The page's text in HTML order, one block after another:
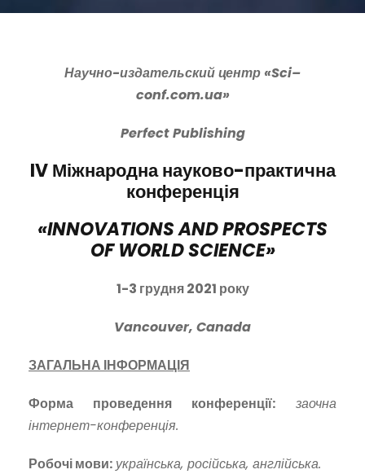
Научно-издательский центр «Sci–
conf.com.ua»
PerfectPublishing
IVМіжнародна науково-практична
конференція
«INNOVATIONS AND PROSPECTS
OF WORLD SCIENCE»
1-3 грудня 2021 року
Vancouver, Canada
ЗАГАЛЬНА ІНФОРМАЦІЯ
Форма проведення конференції:
заочна
інтернет-конференція.
Робочі мови: українська, російська, англійська.